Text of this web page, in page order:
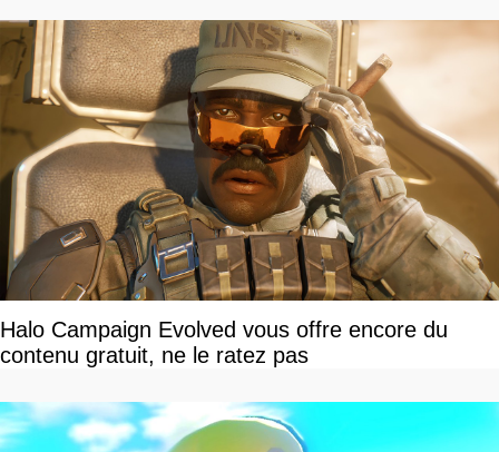
Halo Campaign Evolved vous offre encore du
contenu gratuit, ne le ratez pas